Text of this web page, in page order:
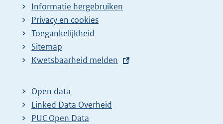
Informatie hergebruiken
Privacy en cookies
Toegankelijkheid
Sitemap
E
t
e
r
Kwetsbaarheid melden
Open data
Linked Data Overheid
PUC Open Data